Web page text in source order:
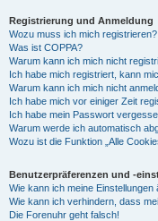
Registrierung und Anmeldung
Wozu muss ich mich registrieren?
Was ist COPPA?
Warum kann ich mich nicht
Ich habe mich registriert, kann
Warum kann ich mich nicht
Ich habe mich vor einiger Zeit
Ich habe mein Passwort
Warum werde ich automatisch
Wozu ist die Funktion „Alle
Benutzerpräferenzen und -
Wie kann ich meine Einstellungen
Wie kann ich verhindern, dass
Die Forenuhr geht falsch!